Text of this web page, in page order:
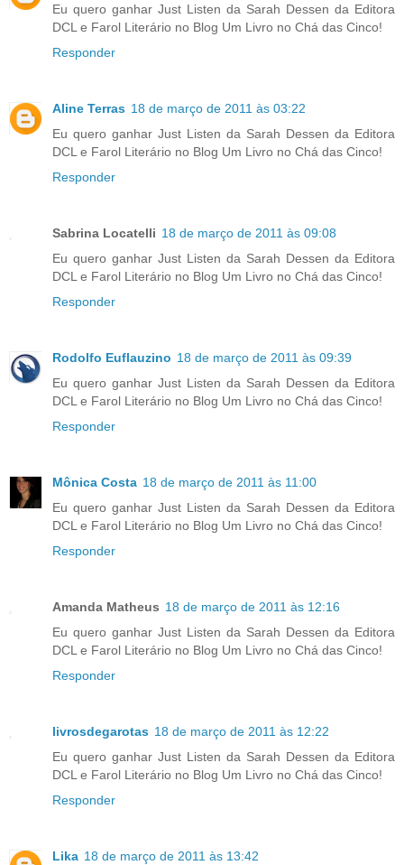
Eu quero ganhar Just Listen da Sarah Dessen da Editora
DCL e Farol Literário no Blog Um Livro no Chá das Cinco!
Responder
Aline Terras 18 de março de 2011 às 03:22
Eu quero ganhar Just Listen da Sarah Dessen da Editora
DCL e Farol Literário no Blog Um Livro no Chá das Cinco!
Responder
Sabrina Locatelli 18 de março de 2011 às 09:08
Eu quero ganhar Just Listen da Sarah Dessen da Editora
DCL e Farol Literário no Blog Um Livro no Chá das Cinco!
Responder
Rodolfo Euflauzino 18 de março de 2011 às 09:39
Eu quero ganhar Just Listen da Sarah Dessen da Editora
DCL e Farol Literário no Blog Um Livro no Chá das Cinco!
Responder
Mônica Costa 18 de março de 2011 às 11:00
Eu quero ganhar Just Listen da Sarah Dessen da Editora
DCL e Farol Literário no Blog Um Livro no Chá das Cinco!
Responder
Amanda Matheus 18 de março de 2011 às 12:16
Eu quero ganhar Just Listen da Sarah Dessen da Editora
DCL e Farol Literário no Blog Um Livro no Chá das Cinco!
Responder
livrosdegarotas 18 de março de 2011 às 12:22
Eu quero ganhar Just Listen da Sarah Dessen da Editora
DCL e Farol Literário no Blog Um Livro no Chá das Cinco!
Responder
Lika 18 de março de 2011 às 13:42